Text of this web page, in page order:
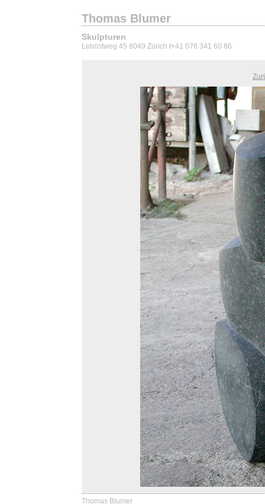
Thomas Blumer
Skulpturen
Lebristweg 45 8049 Zürich t+41 076 341 60 86
Thomas Blumer